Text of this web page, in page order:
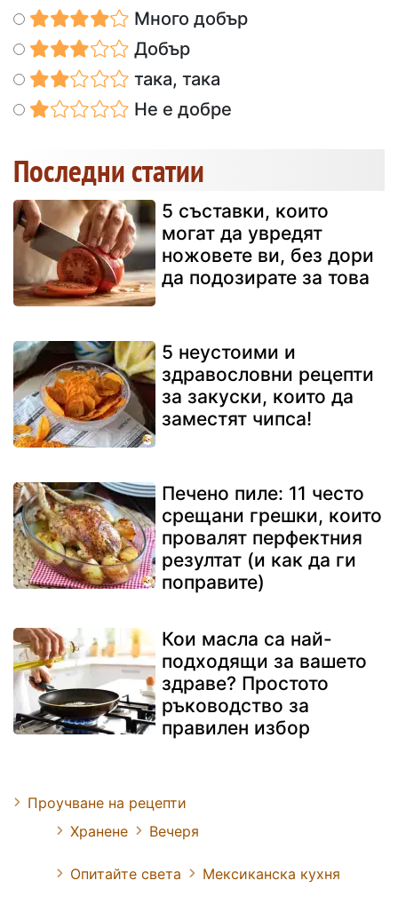
Много добър
Добър
така, така
Не е добре
Последни статии
5 съставки, които
могат да увредят
ножовете ви, без дори
да подозирате за това
5 неустоими и
здравословни рецепти
за закуски, които да
заместят чипса!
Печено пиле: 11 често
срещани грешки, които
провалят перфектния
резултат (и как да ги
поправите)
Кои масла са най-
подходящи за вашето
здраве? Простото
ръководство за
правилен избор
Проучване на рецепти
Хранене
Вечеря
Опитайте света Мексиканска кухня